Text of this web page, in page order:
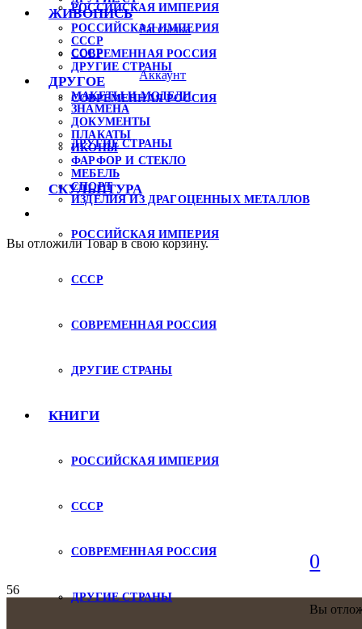
Рассылка
Аккаунт
ЖИВОПИСЬ
РОССИЙСКАЯ ИМПЕРИЯ
СССР
СОВРЕМЕННАЯ РОССИЯ
ДРУГИЕ СТРАНЫ
ДРУГОЕ
МАКЕТЫ И МОДЕЛИ
ЗНАМЕНА
ДОКУМЕНТЫ
ПЛАКАТЫ
ИКОНЫ
ФАРФОР И СТЕКЛО
МЕБЕЛЬ
СПОРТ
ИЗДЕЛИЯ ИЗ ДРАГОЦЕННЫХ МЕТАЛЛОВ
Вы отложилиТоварв свою корзину.
РОССИЙСКАЯ ИМПЕРИЯ
СССР
СОВРЕМЕННАЯ РОССИЯ
ДРУГИЕ СТРАНЫ
СКУЛЬПТУРА
РОССИЙСКАЯ ИМПЕРИЯ
СССР
СОВРЕМЕННАЯ РОССИЯ
ДРУГИЕ СТРАНЫ
КНИГИ
РОССИЙСКАЯ ИМПЕРИЯ
СССР
СОВРЕМЕННАЯ РОССИЯ
ДРУГИЕ СТРАНЫ
0
Вы